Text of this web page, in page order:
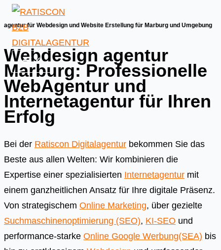
Skip
to
content
agentur für Webdesign und Website Erstellung für Marburg und Umgebung
Webdesign agentur
Marburg: Professionelle
WebAgentur und
Internetagentur für Ihren
Erfolg
Bei der Ratiscon Digitalagentur bekommen Sie das
Beste aus allen Welten: Wir kombinieren die
Expertise einer spezialisierten Internetagentur mit
einem ganzheitlichen Ansatz für Ihre digitale Präsenz.
Von strategischem Online Marketing, über gezielte
Suchmaschinenoptimierung (SEO), KI-SEO und
performance-starke Online Google Werbung(SEA) bis